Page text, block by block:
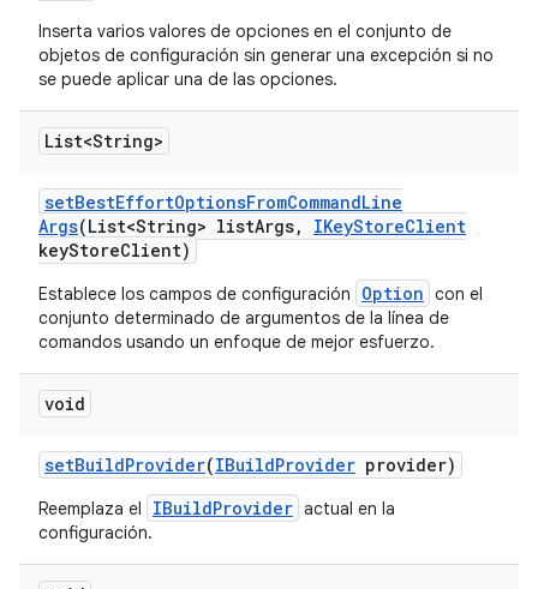
Inserta varios valores de opciones en el conjunto de
objetos de configuración sin generar una excepción si no
se puede aplicar una de las opciones.
List<String>
setBestEffortOptionsFromCommandLine
Args(List<String> listArgs, IKeyStoreClient
keyStoreClient)
Establece los campos de configuración Option con el
conjunto determinado de argumentos de la línea de
comandos usando un enfoque de mejor esfuerzo.
void
setBuildProvider(IBuildProvider provider)
Reemplaza el IBuildProvider actual en la
configuración.